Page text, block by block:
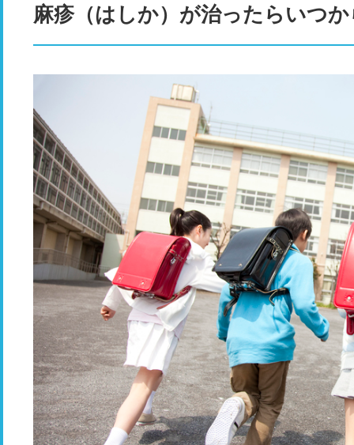
麻疹（はしか）が治ったらいつ